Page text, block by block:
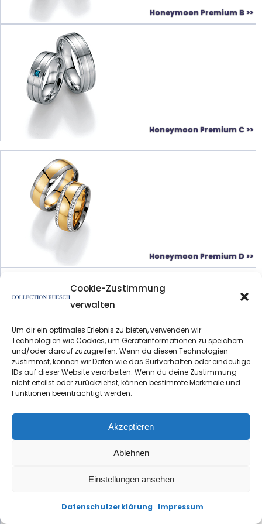
Cookie-Zustimmung
verwalten
Um dir ein optimales Erlebnis zu bieten, verwenden wir
Technologien wie Cookies, um Geräteinformationen zu speichern
und/oder darauf zuzugreifen. Wenn du diesen Technologien
zustimmst, können wir Daten wie das Surfverhalten oder eindeutige
IDs auf dieser Website verarbeiten. Wenn du deine Zustimmung
nicht erteilst oder zurückziehst, können bestimmte Merkmale und
Funktionen beeinträchtigt werden.
Akzeptieren
Ablehnen
Einstellungen ansehen
Datenschutzerklärung Impressum
Honeymoon Premium B >>
Honeymoon Premium C >>
Honeymoon Premium D >>
Honeymoon Premium E >>